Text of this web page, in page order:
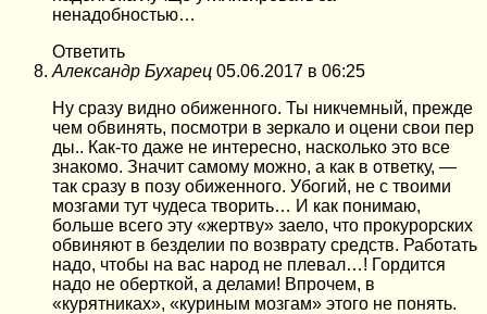
ненадобностью…
Ответить
Александр Бухарец 05.06.2017 в 06:25
Ну сразу видно обиженного. Ты никчемный, прежде
чем обвинять, посмотри в зеркало и оцени свои пер
ды.. Как-то даже не интересно, насколько это все
знакомо. Значит самому можно, а как в ответку, —
так сразу в позу обиженного. Убогий, не с твоими
мозгами тут чудеса творить… И как понимаю,
больше всего эту «жертву» заело, что прокурорских
обвиняют в безделии по возврату средств. Работать
надо, чтобы на вас народ не плевал…! Гордится
надо не оберткой, а делами! Впрочем, в
«курятниках», «куриным мозгам» этого не понять.